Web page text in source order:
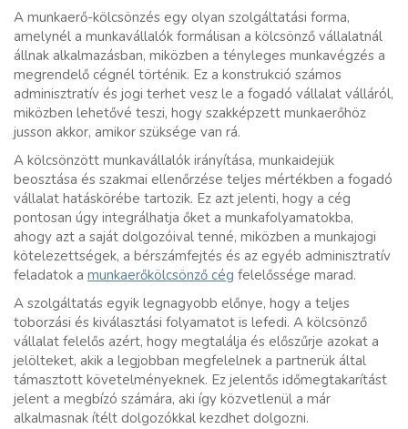
A munkaerő-kölcsönzés egy olyan szolgáltatási forma,
amelynél a munkavállalók formálisan a kölcsönző vállalatnál
állnak alkalmazásban, miközben a tényleges munkavégzés a
megrendelő cégnél történik. Ez a konstrukció számos
adminisztratív és jogi terhet vesz le a fogadó vállalat válláról,
miközben lehetővé teszi, hogy szakképzett munkaerőhöz
jusson akkor, amikor szüksége van rá.
A kölcsönzött munkavállalók irányítása, munkaidejük
beosztása és szakmai ellenőrzése teljes mértékben a fogadó
vállalat hatáskörébe tartozik. Ez azt jelenti, hogy a cég
pontosan úgy integrálhatja őket a munkafolyamatokba,
ahogy azt a saját dolgozóival tenné, miközben a munkajogi
kötelezettségek, a bérszámfejtés és az egyéb adminisztratív
feladatok a munkaerőkölcsönző cég felelőssége marad.
A szolgáltatás egyik legnagyobb előnye, hogy a teljes
toborzási és kiválasztási folyamatot is lefedi. A kölcsönző
vállalat felelős azért, hogy megtalálja és előszűrje azokat a
jelölteket, akik a legjobban megfelelnek a partnerük által
támasztott követelményeknek. Ez jelentős időmegtakarítást
jelent a megbízó számára, aki így közvetlenül a már
alkalmasnak ítélt dolgozókkal kezdhet dolgozni.